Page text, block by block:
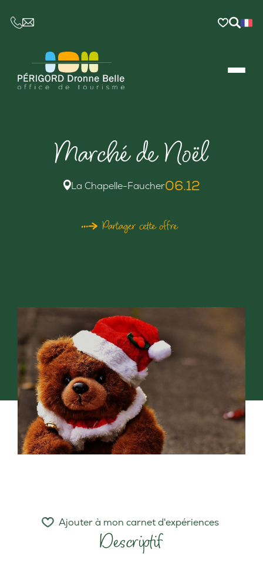
CE LIEN OUVRIRA VOTRE LOGICIEL DE
Marché de Noël
La Chapelle-Faucher06.12
Partager cette offre
Descriptif
Ajouter à mon carnet d'expériences